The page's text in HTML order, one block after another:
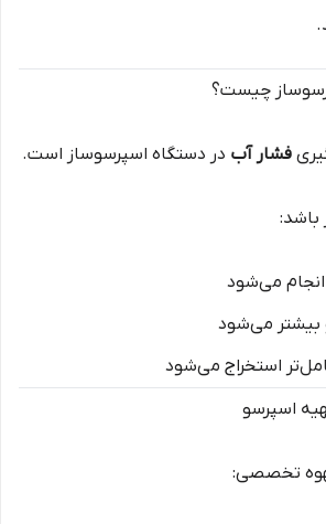
چیست؟
فشار آب در دستگاه اسپرسوساز است.
باشد:
انجام می‌شود
بیشتر می‌شود
استخراج می‌شود
اسپرسو
تخصصی: